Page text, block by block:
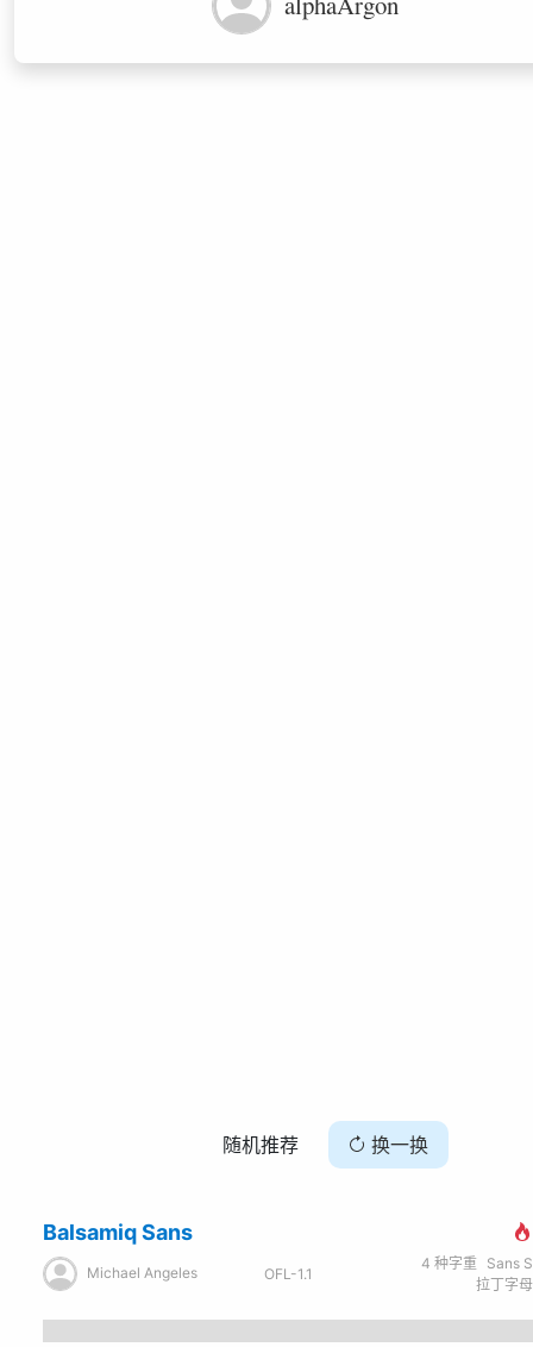
随机推荐 换一换
Balsamiq Sans
Michael Angeles OFL-1.1
4 种字重 Sans